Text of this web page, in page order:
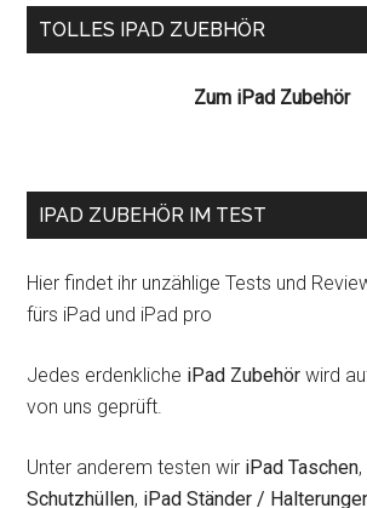
Seitenspalte
TOLLES IPAD ZUEBHÖR
Zum iPad Zubehör
IPAD ZUBEHÖR IM TEST
Hier findet ihr unzählige Tests und
fürs iPad und iPad pro
Jedes erdenkliche iPad Zubehör wird
von uns geprüft.
Unter anderem testen wir iPad Taschen,
Schutzhüllen, iPad Ständer /